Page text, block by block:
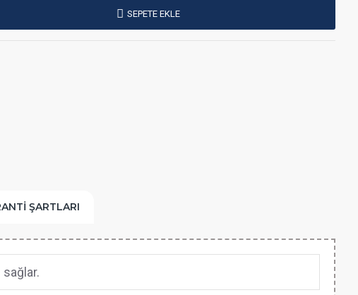
SEPETE EKLE
ŞARTLARI
sağlar.